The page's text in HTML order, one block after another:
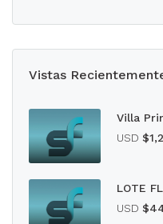
Vistas
Villa
USD
LOTE
USD